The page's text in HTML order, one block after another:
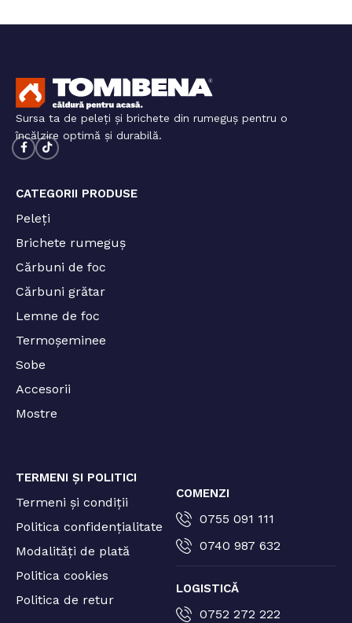
Sursa ta de peleți și brichete din rumeguș pentru o
încălzire optimă și durabilă.
CATEGORII PRODUSE
Peleți
Brichete rumeguș
Cărbuni de foc
Cărbuni grătar
Lemne de foc
Termoșeminee
Sobe
Accesorii
Mostre
TERMENI ȘI POLITICI
Termeni și condiții
Politica confidențialitate
Modalități de plată
Politica cookies
Politica de retur
COMENZI
0755 091 111
0740 987 632
LOGISTICĂ
0752 272 222